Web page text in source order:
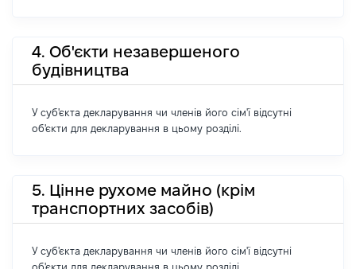
4. Об'єкти незавершеного
будівництва
У суб'єкта декларування чи членів його сім'ї відсутні
об'єкти для декларування в цьому розділі.
5. Цінне рухоме майно (крім
транспортних засобів)
У суб'єкта декларування чи членів його сім'ї відсутні
об'єкти для декларування в цьому розділі.